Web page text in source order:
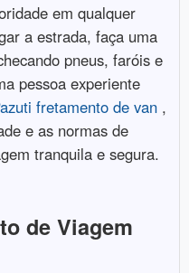
em qualquer
a estrada, faça uma
pneus, faróis e
pessoa experiente
fretamento de van,
e as normas de
tranquila e segura.
de Viagem